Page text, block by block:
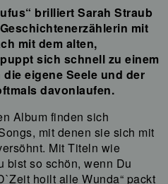
brilliert Sarah Straub
mit
mit dem alten,
sich schnell zu einem
eigene Seele und der
davonlaufen.
Album finden sich
mit denen sie sich mit
Mit Titeln wie
bist so schön, wenn Du
hoilt alle Wunda“ packt